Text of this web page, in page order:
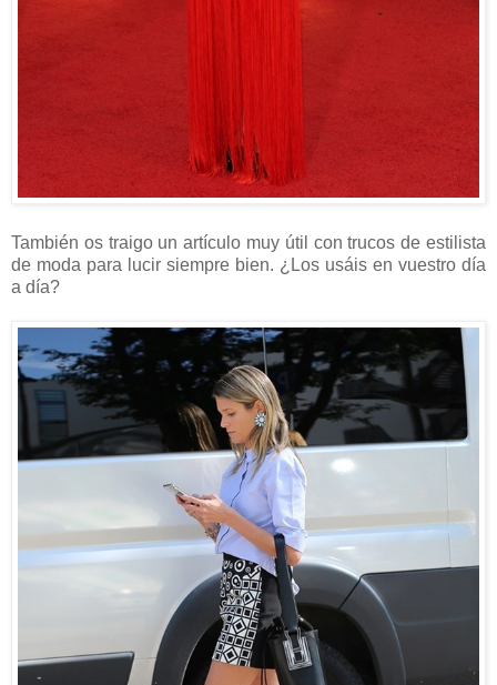
También os traigo un artículo muy útil con trucos de estilista
de moda para lucir siempre bien. ¿Los usáis en vuestro día
a día?